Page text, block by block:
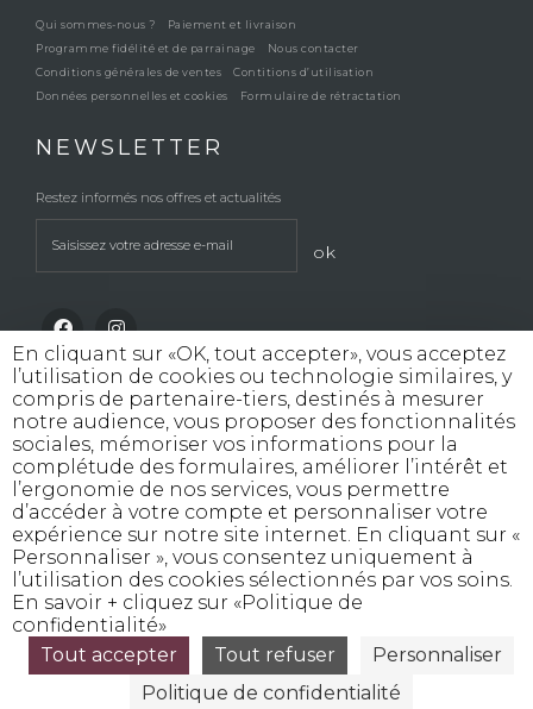
Qui sommes-nous ?
Paiement et livraison
Programme fidélité et de parrainage
Nous contacter
Conditions générales de ventes
Contitions d’utilisation
Données personnelles et cookies
Formulaire de rétractation
NEWSLETTER
Restez informés nos offres et actualités
ok
INTERDICTION DE VENTE DE BOISSONS
ALCOOLIQUES AUX MINEURS DE MOINS
DE 18 ANS
La preuve de majorité de l'acheteur est exigée
au moment de la vente en ligne
CODE DE LA SANTE PUBLIQUE, ART. L. 3342-1 et L.
3353-3
L’abus d’alcool est dangereux pour la santé, consommez avec modération
Rouge Cerise
En cliquant sur «OK, tout accepter», vous acceptez
l’utilisation de cookies ou technologie similaires, y
compris de partenaire-tiers, destinés à mesurer
notre audience, vous proposer des fonctionnalités
sociales, mémoriser vos informations pour la
complétude des formulaires, améliorer l’intérêt et
l’ergonomie de nos services, vous permettre
d’accéder à votre compte et personnaliser votre
expérience sur notre site internet. En cliquant sur «
Personnaliser », vous consentez uniquement à
l’utilisation des cookies sélectionnés par vos soins.
En savoir + cliquez sur «Politique de
confidentialité»
Tout accepter
Tout refuser
Personnaliser
Politique de confidentialité